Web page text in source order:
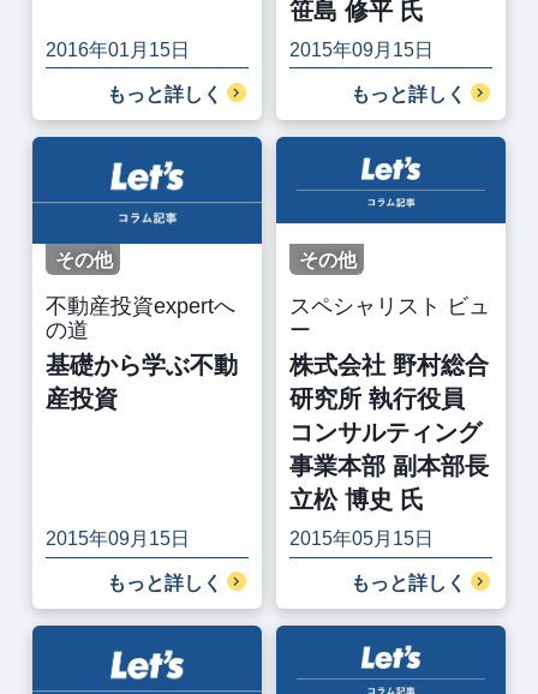
2016年01月15日
もっと詳しく
笹島 修平 氏
2015年09月15日
もっと詳しく
その他
不動産投資expertへ
の道
基礎から学ぶ不動
産投資
2015年09月15日
もっと詳しく
その他
スペシャリスト ビュ
ー
株式会社 野村総合
研究所 執行役員
コンサルティング
事業本部 副本部長
立松 博史 氏
2015年05月15日
もっと詳しく